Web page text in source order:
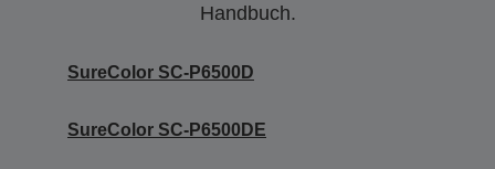
Handbuch.
SureColor SC-P6500D
SureColor SC-P6500DE